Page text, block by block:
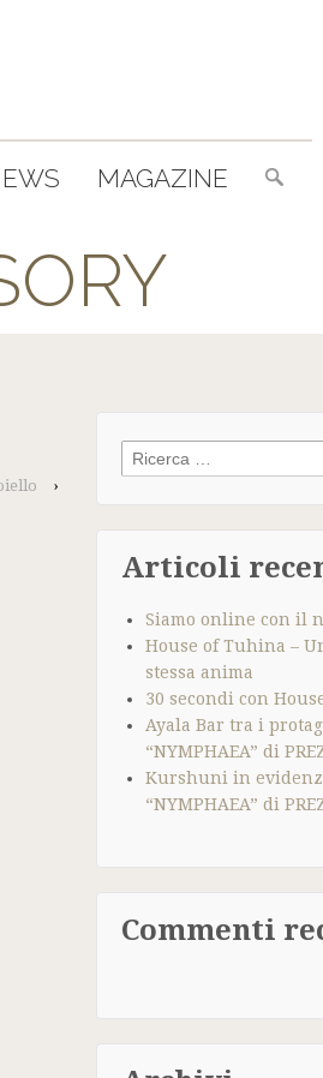
MAGAZINE
›
Search
for:
Articoli
Siamo online con il
House of Tuhina –
stessa anima
30 secondi con
Ayala Bar tra i
“NYMPHAEA” di
Kurshuni in
“NYMPHAEA” di
Commenti